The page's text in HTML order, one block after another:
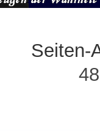
Seiten-